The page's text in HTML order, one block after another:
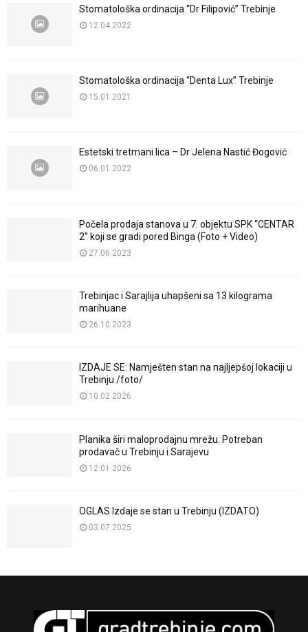
Stomatološka ordinacija “Dr Filipović” Trebinje
12.04.2022
Stomatološka ordinacija “Denta Lux” Trebinje
15.01.2021
Estetski tretmani lica – Dr Jelena Nastić Đogović
06.01.2022
Počela prodaja stanova u 7. objektu SPK “CENTAR
2” koji se gradi pored Binga (Foto + Video)
27.06.2023
Trebinjac i Sarajlija uhapšeni sa 13 kilograma
marihuane
26.10.2023
IZDAJE SE: Namješten stan na najljepšoj lokaciji u
Trebinju /foto/
10.02.2026
Planika širi maloprodajnu mrežu: Potreban
prodavač u Trebinju i Sarajevu
12.01.2026
OGLAS Izdaje se stan u Trebinju (IZDATO)
03.07.2025